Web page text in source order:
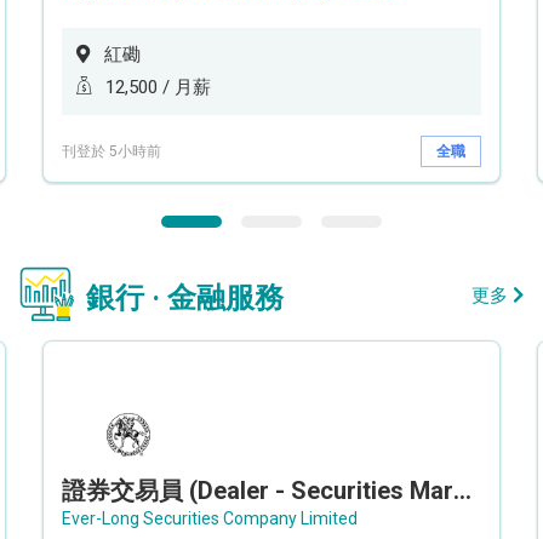
紅磡
12,500 / 月薪
刊登於 5小時前 全職
銀行 · 金融服務 更多
證券交易員 (Dealer - Securities Market)
Ever-Long Securities Company Limited